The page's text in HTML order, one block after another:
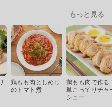
もっと見る
鶏もも肉としめじ
のトマト煮
鶏もも肉で作る
単こってりチャ
シュー